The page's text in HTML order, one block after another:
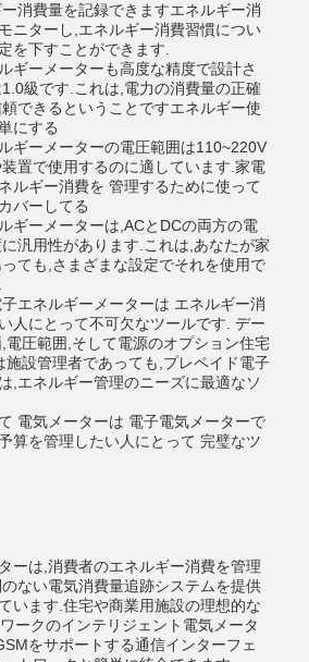
消費量を記録できますエネルギー消
ニターし,エネルギー消費習慣につい
を下すことができます.
ギーメーターも高度な精度で設計さ
級です.これは,電力の消費量の正確
できるということですエネルギー使
にする
ギーメーターの電圧範囲は110~220V
置で使用するのに適しています.家電
ルギー消費を 管理するために使って
バーしてる
ギーメーターは,ACとDCの両方の電
汎用性があります.これは,あなたが家
ても,さまざまな設定でそれを使用で
エネルギーメーターは エネルギー消
人にとって不可欠なツールです. デー
電圧範囲,そして電源のオプション住宅
施設管理者であっても,プレペイド電子
,エネルギー管理のニーズに最適なソ
電気メーターは 電子電気メーターで
算を管理したい人にとって 完璧なツ
ーは,消費者のエネルギー消費を管理
ない電気消費量追跡システムを提供
います.住宅や商業用施設の理想的な
ークのインテリジェント電気メータ
をサポートする通信インターフェ